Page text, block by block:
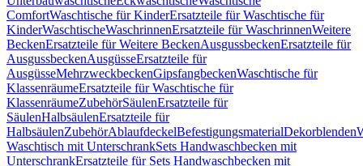
ComfortWaschtische für KinderErsatzteile für Waschtische für
KinderWaschtischeWaschrinnenErsatzteile für WaschrinnenWeitere
BeckenErsatzteile für Weitere BeckenAusgussbeckenErsatzteile für
AusgussbeckenAusgüsseErsatzteile für
AusgüsseMehrzweckbeckenGipsfangbeckenWaschtische für
KlassenräumeErsatzteile für Waschtische für
KlassenräumeZubehörSäulenErsatzteile für
SäulenHalbsäulenErsatzteile für
HalbsäulenZubehörAblaufdeckelBefestigungsmaterialDekorblenden
Waschtisch mit UnterschrankSets Handwaschbecken mit
UnterschrankErsatzteile für Sets Handwaschbecken mit